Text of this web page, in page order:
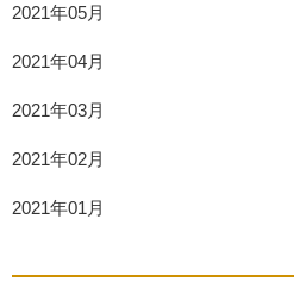
2021年05月
2021年04月
2021年03月
2021年02月
2021年01月